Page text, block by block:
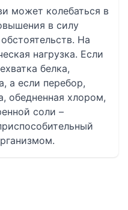
может колебаться в
в силу
На
нагрузка. Если
белка,
а если перебор,
обедненная хлором,
соли –